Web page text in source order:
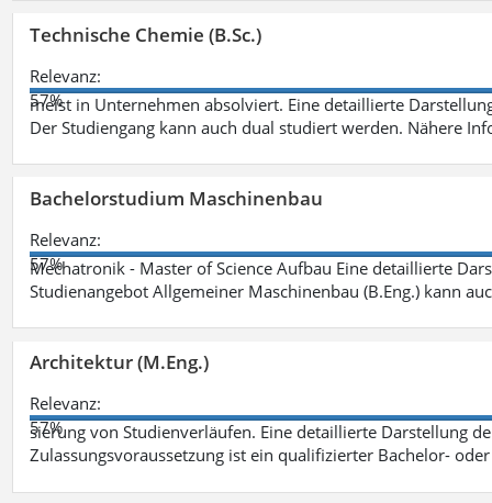
Technische Chemie (B.Sc.)
Relevanz:
57%
meist in Unternehmen absolviert. Eine detaillierte
Der Studiengang kann auch dual studiert werden. Nähere
Bachelorstudium Maschinenbau
Relevanz:
57%
Mechatronik - Master of Science Aufbau Eine detaillierte
Studienangebot Allgemeiner Maschinenbau (B.Eng.) kann
Architektur (M.Eng.)
Relevanz:
57%
sierung von Studienverläufen. Eine detaillierte Darstellung
Zulassungsvoraussetzung ist ein qualifizierter Bachelor-